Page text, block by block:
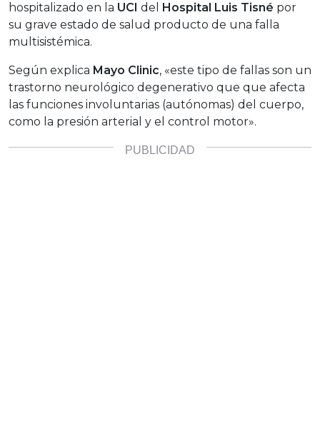
hospitalizado en la UCI del Hospital Luis Tisné por
su grave estado de salud producto de una falla
multisistémica.
Según explica Mayo Clinic, «este tipo de fallas son un
trastorno neurológico degenerativo que que afecta
las funciones involuntarias (autónomas) del cuerpo,
como la presión arterial y el control motor».